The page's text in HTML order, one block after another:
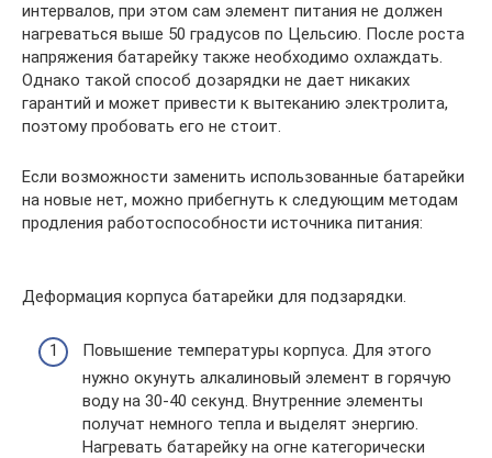
интервалов, при этом сам элемент питания не должен
нагреваться выше 50 градусов по Цельсию. После роста
напряжения батарейку также необходимо охлаждать.
Однако такой способ дозарядки не дает никаких
гарантий и может привести к вытеканию электролита,
поэтому пробовать его не стоит.
Если возможности заменить использованные батарейки
на новые нет, можно прибегнуть к следующим методам
продления работоспособности источника питания:
Деформация корпуса батарейки для подзарядки.
Повышение температуры корпуса. Для этого
нужно окунуть алкалиновый элемент в горячую
воду на 30-40 секунд. Внутренние элементы
получат немного тепла и выделят энергию.
Нагревать батарейку на огне категорически